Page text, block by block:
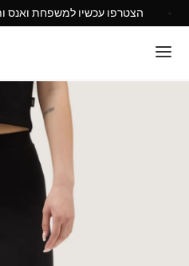
הצטרפו